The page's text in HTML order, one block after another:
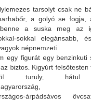
tarsolyt csak ne
a golyó se fogja,
a suska meg az
sokkal elegánsabb,
népnemzeti.
egy figurát egy benzinkuti
biztos. Kigyúrt felsőtesten
turuly, hátul
árpádsávos